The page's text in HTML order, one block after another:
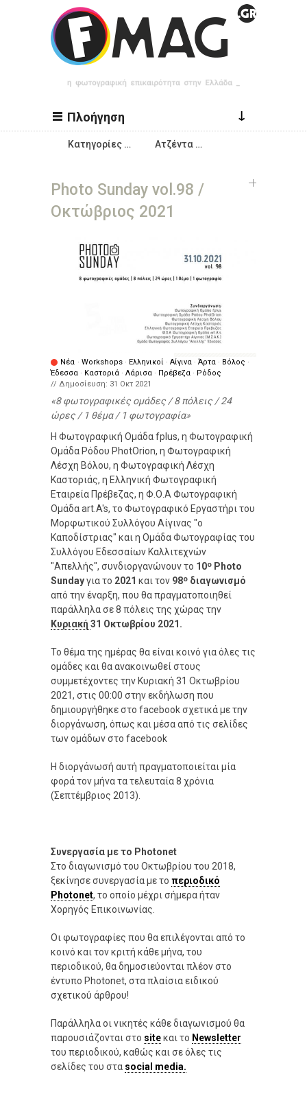
Παράκαμψη προς το κυρίως περιεχόμενο
Πλοήγηση ↓
Κατηγορίες … Ατζέντα …
Photo Sunday vol.98 /
Οκτώβριος 2021
Νέα · Workshops · Ελληνικοί · Αίγινα · Άρτα · Βόλος ·
Έδεσσα · Καστοριά · Λάρισα · Πρέβεζα · Ρόδος
// Δημοσίευση: 31 Οκτ 2021
8 φωτογραφικές ομάδες / 8 πόλεις / 24
ώρες / 1 θέμα / 1 φωτογραφία
Η Φωτογραφική Ομάδα fplus, η Φωτογραφική
Ομάδα Ρόδου PhotOrion, η Φωτογραφική
Λέσχη Βόλου, η Φωτογραφική Λέσχη
Καστοριάς, η Ελληνική Φωτογραφική
Εταιρεία Πρέβεζας, η Φ.Ο.Α Φωτογραφική
Ομάδα art.A's, το Φωτογραφικό Εργαστήρι του
Μορφωτικού Συλλόγου Αίγινας "ο
Καποδίστριας" και η Ομάδα Φωτογραφίας του
Συλλόγου Εδεσσαίων Καλλιτεχνών
"Απελλής", συνδιοργανώνουν το 10ο Photo
Sundayγια το 2021 και τον 98ο διαγωνισμό
από την έναρξη, που θα πραγματοποιηθεί
παράλληλα σε 8 πόλεις της χώρας την
Κυριακή 31 Οκτωβρίου 2021.
Το θέμα της ημέρας θα είναι κοινό για όλες τις
ομάδες και θα ανακοινωθεί στους
συμμετέχοντες την Κυριακή 31 Οκτωβρίου
2021, στις 00:00 στην εκδήλωση που
δημιουργήθηκε στο facebook σχετικά με την
διοργάνωση, όπως και μέσα από τις σελίδες
των ομάδων στο facebook
Η διοργάνωσή αυτή πραγματοποιείται μία
φορά τον μήνα τα τελευταία 8 χρόνια
(Σεπτέμβριος 2013).
Συνεργασία με το Photonet
Στο διαγωνισμό του Οκτωβρίου του 2018,
ξεκίνησε συνεργασία με το περιοδικό
Photonet, το οποίο μέχρι σήμερα ήταν
Χορηγός Επικοινωνίας.
Οι φωτογραφίες που θα επιλέγονται από το
κοινό και τον κριτή κάθε μήνα, του
περιοδικού, θα δημοσιεύονται πλέον στο
έντυπο Photonet, στα πλαίσια ειδικού
σχετικού άρθρου!
Παράλληλα οι νικητές κάθε διαγωνισμού θα
παρουσιάζονται στο siteκαι το Newsletter
του περιοδικού, καθώς και σε όλες τις
σελίδες του στα social media.